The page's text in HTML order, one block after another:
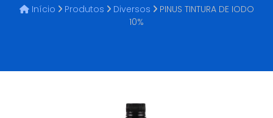
Início Produtos Diversos
PINUS TINTURA DE IODO
10%